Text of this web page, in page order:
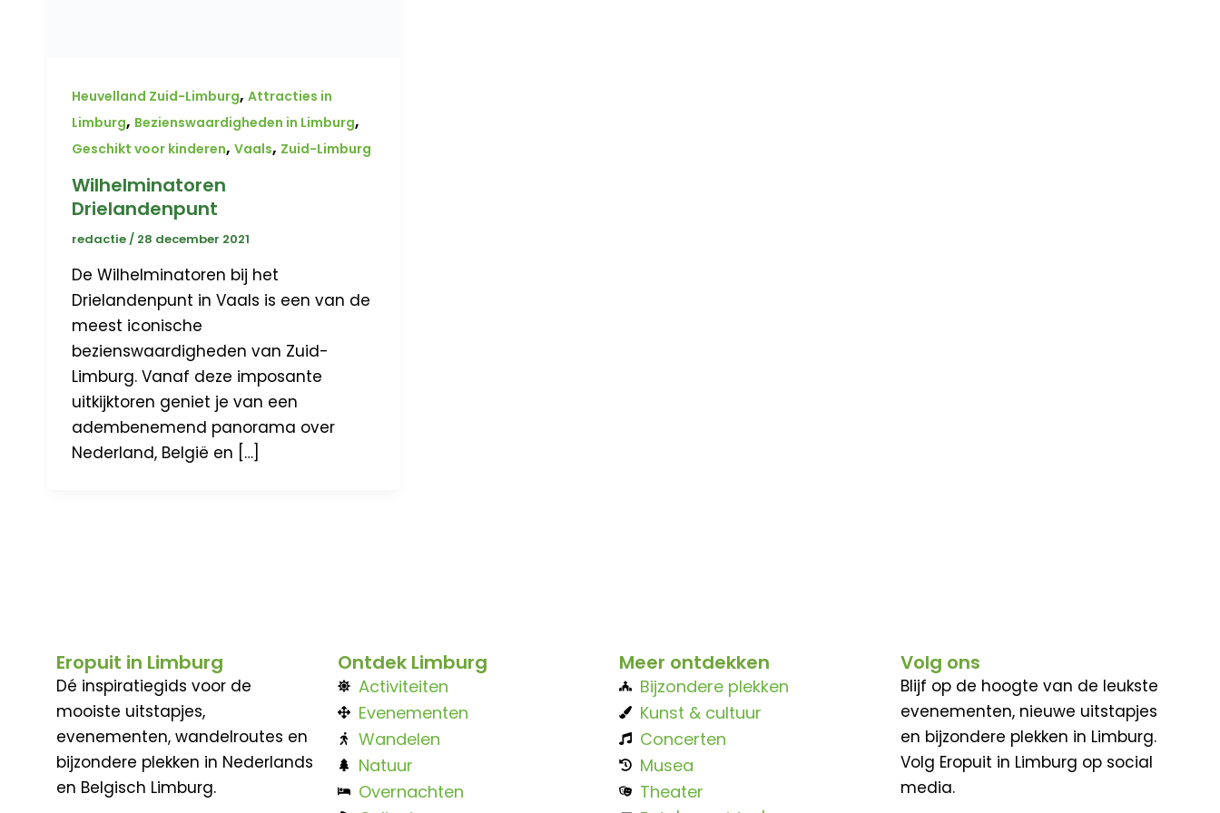
Heuvelland Zuid-Limburg, Attracties in
Limburg, Bezienswaardigheden in Limburg,
Geschikt voor kinderen, Vaals, Zuid-Limburg
Wilhelminatoren
Drielandenpunt
redactie/ 28 december 2021
De Wilhelminatoren bij het
Drielandenpunt in Vaals is een van de
meest iconische
bezienswaardigheden van Zuid-
Limburg. Vanaf deze imposante
uitkijktoren geniet je van een
adembenemend panorama over
Nederland, België en […]
Eropuit in Limburg
Dé inspiratiegids voor de
mooiste uitstapjes,
evenementen, wandelroutes en
bijzondere plekken in Nederlands
en Belgisch Limburg.
Ontdek Limburg
Activiteiten
Evenementen
Wandelen
Natuur
Overnachten
Meer ontdekken
Bijzondere plekken
Kunst & cultuur
Concerten
Musea
Theater
Volg ons
Blijf op de hoogte van de leukste
evenementen, nieuwe uitstapjes
en bijzondere plekken in Limburg.
Volg Eropuit in Limburg op social
media.